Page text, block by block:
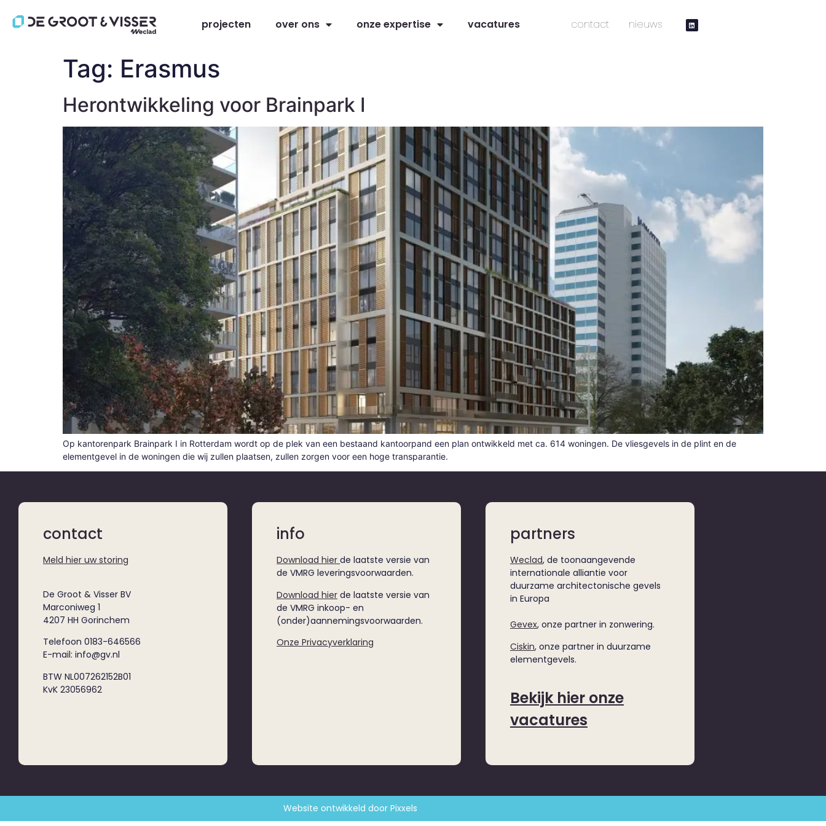
projecten over ons onze expertise vacatures contact nieuws
Tag: Erasmus
Herontwikkeling voor Brainpark I
Op kantorenpark Brainpark I in Rotterdam wordt op de plek van een bestaand kantoorpand een plan ontwikkeld met ca. 614 woningen. De vliesgevels in de plint en de
elementgevel in de woningen die wij zullen plaatsen, zullen zorgen voor een hoge transparantie.
contact
Meld hier uw storing
De Groot & Visser BV
Marconiweg 1
4207 HH Gorinchem
Telefoon 0183-646566
E-mail: info@gv.nl
BTW NL007262152B01
KvK 23056962
info
Download hier de laatste versie van
de VMRG leveringsvoorwaarden.
Download hierde laatste versie van
de VMRG inkoop- en
(onder)aannemingsvoorwaarden.
Onze Privacyverklaring
partners
Weclad, de toonaangevende
internationale alliantie voor
duurzame architectonische gevels
in Europa
Gevex, onze partner in zonwering.
Ciskin, onze partner in duurzame
elementgevels.
Bekijk hier onze
vacatures
Website ontwikkeld door Pixxels